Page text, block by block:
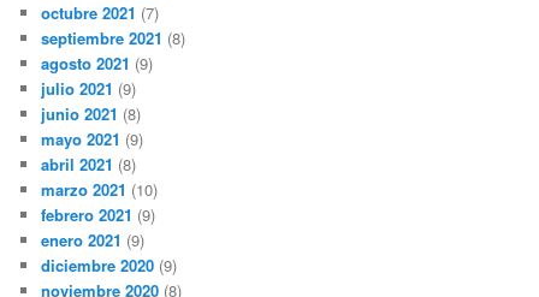
octubre 2021 (7)
septiembre 2021 (8)
agosto 2021 (9)
julio 2021 (9)
junio 2021 (8)
mayo 2021 (9)
abril 2021 (8)
marzo 2021 (10)
febrero 2021 (9)
enero 2021 (9)
diciembre 2020 (9)
noviembre 2020 (8)